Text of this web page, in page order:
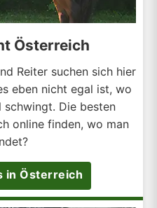
Österreich
Reiter suchen sich hier
eben nicht egal ist, wo
schwingt. Die besten
online finden, wo man
in Österreich